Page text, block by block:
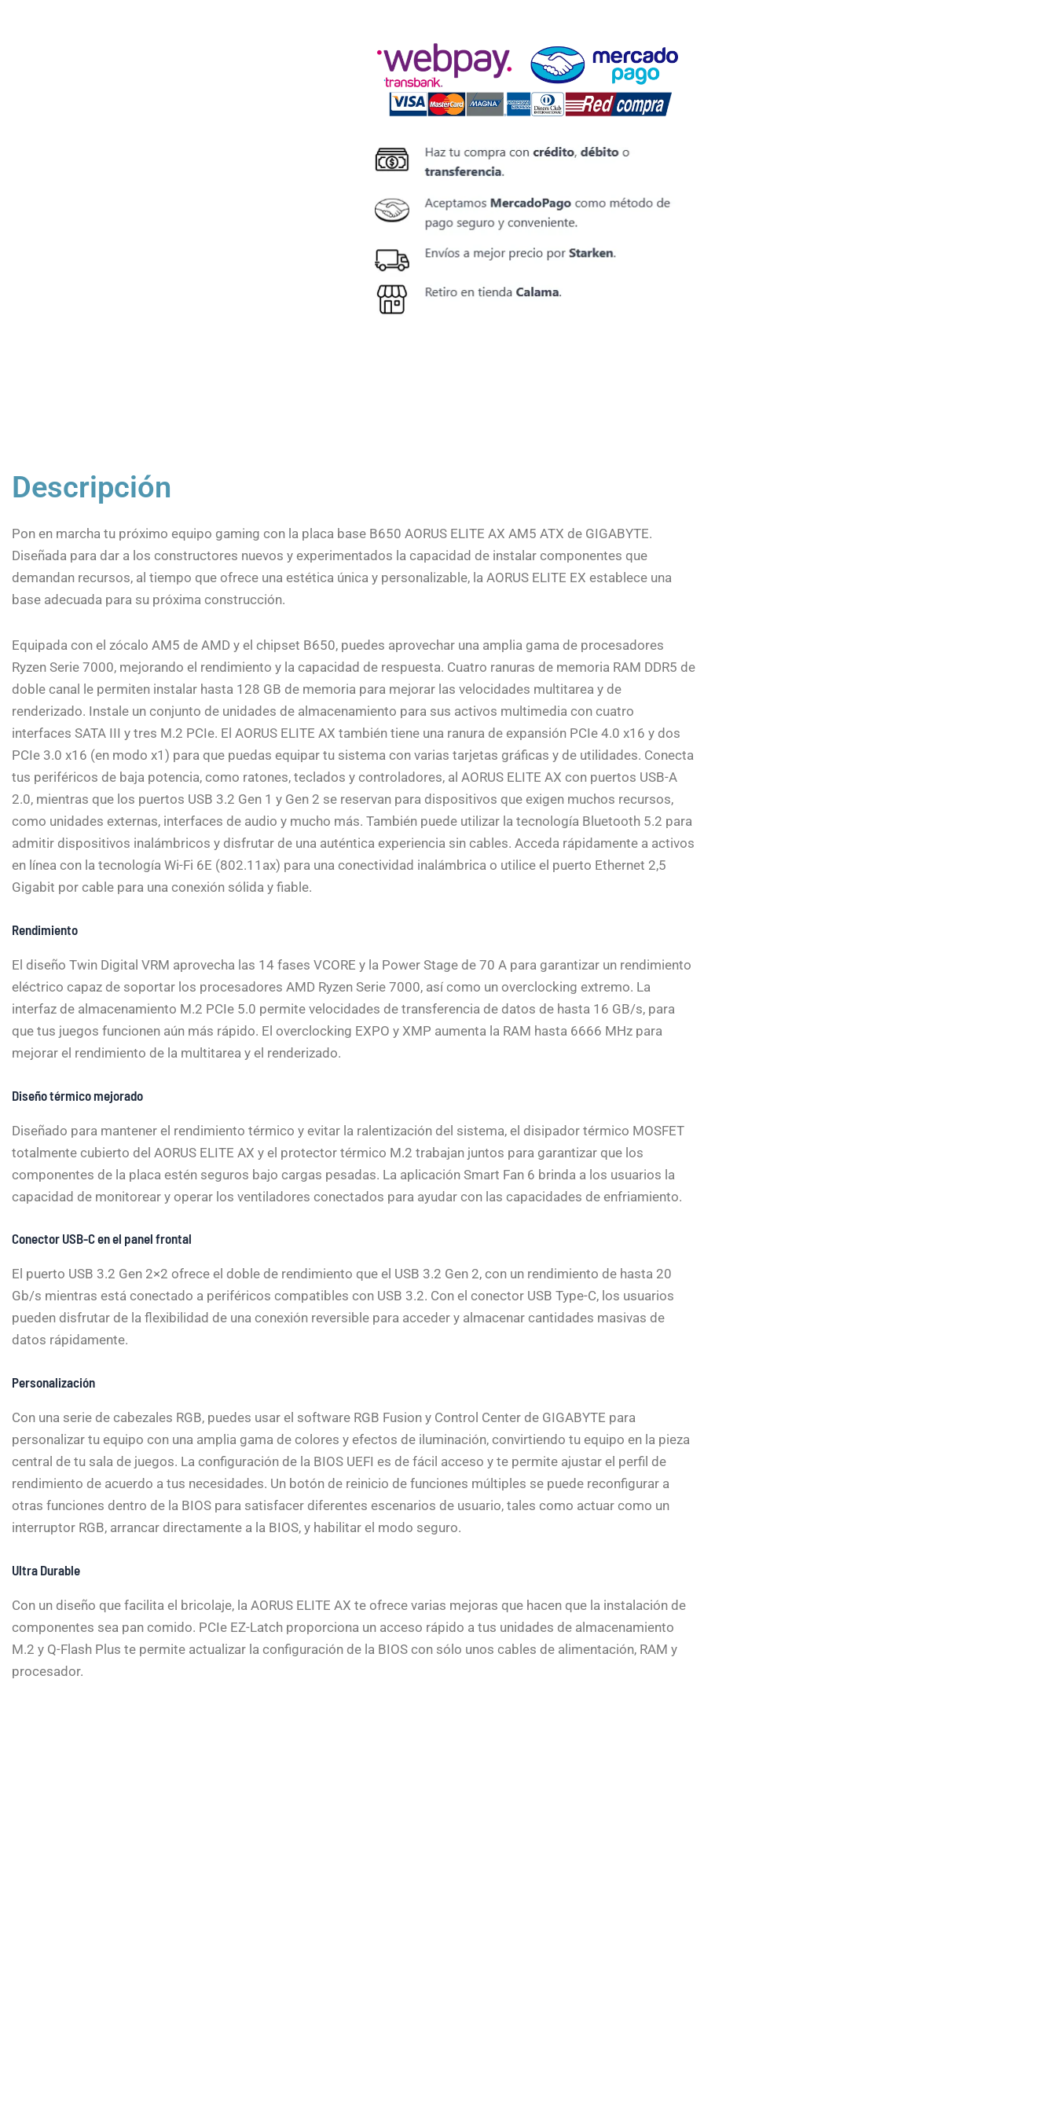
Descripción
Pon en marcha tu próximo equipo gaming con la placa base B650 AORUS ELITE AX AM5 ATX de GIGABYTE.
Diseñada para dar a los constructores nuevos y experimentados la capacidad de instalar componentes que
demandan recursos, al tiempo que ofrece una estética única y personalizable, la AORUS ELITE EX establece una
base adecuada para su próxima construcción.
Equipada con el zócalo AM5 de AMD y el chipset B650, puedes aprovechar una amplia gama de procesadores
Ryzen Serie 7000, mejorando el rendimiento y la capacidad de respuesta. Cuatro ranuras de memoria RAM DDR5 de
doble canal le permiten instalar hasta 128 GB de memoria para mejorar las velocidades multitarea y de
renderizado. Instale un conjunto de unidades de almacenamiento para sus activos multimedia con cuatro
interfaces SATA III y tres M.2 PCIe. El AORUS ELITE AX también tiene una ranura de expansión PCIe 4.0 x16 y dos
PCIe 3.0 x16 (en modo x1) para que puedas equipar tu sistema con varias tarjetas gráficas y de utilidades. Conecta
tus periféricos de baja potencia, como ratones, teclados y controladores, al AORUS ELITE AX con puertos USB-A
2.0, mientras que los puertos USB 3.2 Gen 1 y Gen 2 se reservan para dispositivos que exigen muchos recursos,
como unidades externas, interfaces de audio y mucho más. También puede utilizar la tecnología Bluetooth 5.2 para
admitir dispositivos inalámbricos y disfrutar de una auténtica experiencia sin cables. Acceda rápidamente a activos
en línea con la tecnología Wi-Fi 6E (802.11ax) para una conectividad inalámbrica o utilice el puerto Ethernet 2,5
Gigabit por cable para una conexión sólida y fiable.
Rendimiento
El diseño Twin Digital VRM aprovecha las 14 fases VCORE y la Power Stage de 70 A para garantizar un rendimiento
eléctrico capaz de soportar los procesadores AMD Ryzen Serie 7000, así como un overclocking extremo. La
interfaz de almacenamiento M.2 PCIe 5.0 permite velocidades de transferencia de datos de hasta 16 GB/s, para
que tus juegos funcionen aún más rápido. El overclocking EXPO y XMP aumenta la RAM hasta 6666 MHz para
mejorar el rendimiento de la multitarea y el renderizado.
Diseño térmico mejorado
Diseñado para mantener el rendimiento térmico y evitar la ralentización del sistema, el disipador térmico MOSFET
totalmente cubierto del AORUS ELITE AX y el protector térmico M.2 trabajan juntos para garantizar que los
componentes de la placa estén seguros bajo cargas pesadas. La aplicación Smart Fan 6 brinda a los usuarios la
capacidad de monitorear y operar los ventiladores conectados para ayudar con las capacidades de enfriamiento.
Conector USB-C en el panel frontal
El puerto USB 3.2 Gen 2×2 ofrece el doble de rendimiento que el USB 3.2 Gen 2, con un rendimiento de hasta 20
Gb/s mientras está conectado a periféricos compatibles con USB 3.2. Con el conector USB Type-C, los usuarios
pueden disfrutar de la flexibilidad de una conexión reversible para acceder y almacenar cantidades masivas de
datos rápidamente.
Personalización
Con una serie de cabezales RGB, puedes usar el software RGB Fusion y Control Center de GIGABYTE para
personalizar tu equipo con una amplia gama de colores y efectos de iluminación, convirtiendo tu equipo en la pieza
central de tu sala de juegos. La configuración de la BIOS UEFI es de fácil acceso y te permite ajustar el perfil de
rendimiento de acuerdo a tus necesidades. Un botón de reinicio de funciones múltiples se puede reconfigurar a
otras funciones dentro de la BIOS para satisfacer diferentes escenarios de usuario, tales como actuar como un
interruptor RGB, arrancar directamente a la BIOS, y habilitar el modo seguro.
Ultra Durable
Con un diseño que facilita el bricolaje, la AORUS ELITE AX te ofrece varias mejoras que hacen que la instalación de
componentes sea pan comido. PCIe EZ-Latch proporciona un acceso rápido a tus unidades de almacenamiento
M.2 y Q-Flash Plus te permite actualizar la configuración de la BIOS con sólo unos cables de alimentación, RAM y
procesador.